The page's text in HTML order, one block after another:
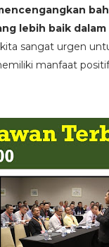
lebih baik
sangat urgen
manfaat